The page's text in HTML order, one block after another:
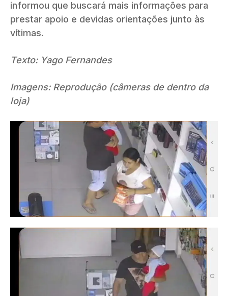
informou que buscará mais informações para
prestar apoio e devidas orientações junto às
vítimas.
Texto: Yago Fernandes
Imagens: Reprodução (câmeras de dentro da
loja)